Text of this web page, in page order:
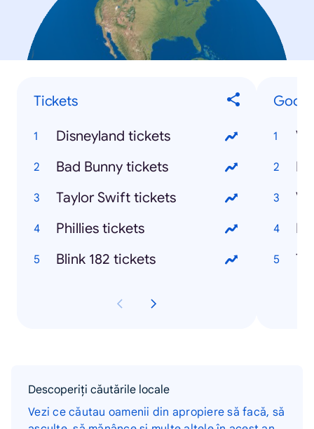
Tickets
Disneyland tickets
Bad Bunny tickets
Taylor Swift tickets
Phillies tickets
Blink 182 tickets
Descoperiți căutările locale
Vezi ce căutau oamenii din apropiere să facă, să